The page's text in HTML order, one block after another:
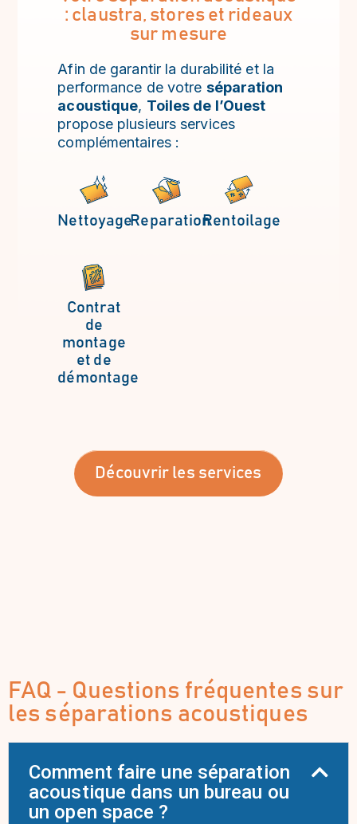
: claustra, stores et rideaux
sur mesure
Afin de garantir la durabilité et la
performance de votre séparation
acoustique, Toiles de l’Ouest
propose plusieurs services
complémentaires :
NettoyageReparationRentoilage
Contrat
de
montage
et de
démontage
Découvrir les services
FAQ - Questions fréquentes sur
les séparations acoustiques
Comment faire une séparation
acoustique dans un bureau ou
un open space ?